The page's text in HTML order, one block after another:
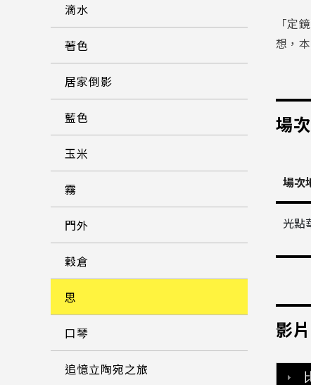
「定
想，
場
場次
光點
影
滴水
著色
居家倒影
藍色
玉米
霧
門外
穀倉
思
口琴
追憶立陶宛之旅